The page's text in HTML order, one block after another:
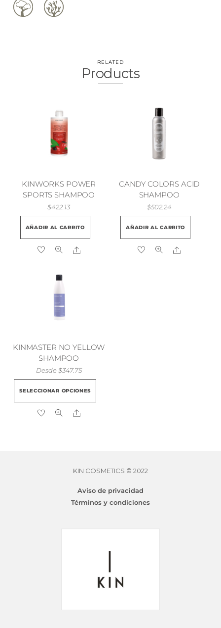
RELATED
Products
KINWORKS POWER
SPORTS SHAMPOO
$422.13
AÑADIR AL CARRITO
Share
CANDY COLORS ACID
SHAMPOO
$502.24
AÑADIR AL CARRITO
Share
KINMASTER NO YELLOW
SHAMPOO
Desde $347.75
SELECCIONAR OPCIONES
se
elegir
en
Share
KIN COSMETICS © 2022
Aviso de privacidad
Términos y condiciones